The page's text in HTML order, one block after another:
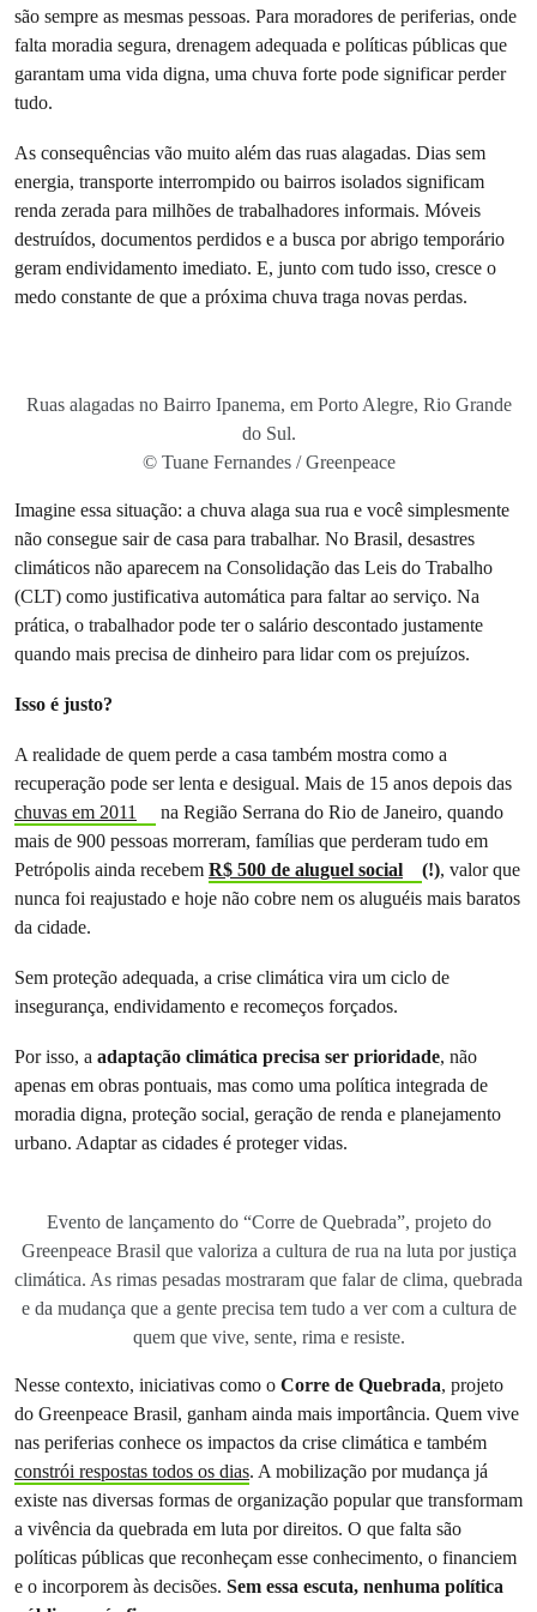
são sempre as mesmas pessoas. Para moradores de periferias, onde
falta moradia segura, drenagem adequada e políticas públicas que
garantam uma vida digna, uma chuva forte pode significar perder
tudo.
As consequências vão muito além das ruas alagadas. Dias sem
energia, transporte interrompido ou bairros isolados significam
renda zerada para milhões de trabalhadores informais. Móveis
destruídos, documentos perdidos e a busca por abrigo temporário
geram endividamento imediato. E, junto com tudo isso, cresce o
medo constante de que a próxima chuva traga novas perdas.
Ruas alagadas no Bairro Ipanema, em Porto Alegre, Rio Grande
do Sul.
© Tuane Fernandes / Greenpeace
Imagine essa situação: a chuva alaga sua rua e você simplesmente
não consegue sair de casa para trabalhar. No Brasil, desastres
climáticos não aparecem na Consolidação das Leis do Trabalho
(CLT) como justificativa automática para faltar ao serviço. Na
prática, o trabalhador pode ter o salário descontado justamente
quando mais precisa de dinheiro para lidar com os prejuízos.
Isso é justo?
A realidade de quem perde a casa também mostra como a
recuperação pode ser lenta e desigual. Mais de 15 anos depois das
chuvas em 2011
na Região Serrana do Rio de Janeiro, quando
mais de 900 pessoas morreram, famílias que perderam tudo em
Petrópolis ainda recebem R$ 500 de aluguel social (!), valor que
nunca foi reajustado e hoje não cobre nem os aluguéis mais baratos
da cidade.
Sem proteção adequada, a crise climática vira um ciclo de
insegurança, endividamento e recomeços forçados.
Por isso, a adaptação climática precisa ser prioridade, não
apenas em obras pontuais, mas como uma política integrada de
moradia digna, proteção social, geração de renda e planejamento
urbano. Adaptar as cidades é proteger vidas.
Evento de lançamento do “Corre de Quebrada”, projeto do
Greenpeace Brasil que valoriza a cultura de rua na luta por justiça
climática. As rimas pesadas mostraram que falar de clima, quebrada
e da mudança que a gente precisa tem tudo a ver com a cultura de
quem que vive, sente, rima e resiste.
Nesse contexto, iniciativas como o Corre de Quebrada, projeto
do Greenpeace Brasil, ganham ainda mais importância. Quem vive
nas periferias conhece os impactos da crise climática e também
constrói respostas todos os dias. A mobilização por mudança já
existe nas diversas formas de organização popular que transformam
a vivência da quebrada em luta por direitos. O que falta são
políticas públicas que reconheçam esse conhecimento, o financiem
e o incorporem às decisões. Sem essa escuta, nenhuma política